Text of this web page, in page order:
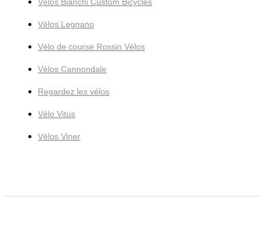
Vélos Bianchi Custom Bicycles
Vélos Legnano
Vélo de course Rossin Vélos
Vélos Cannondale
Regardez les vélos
Vélo Vitus
Vélos Viner